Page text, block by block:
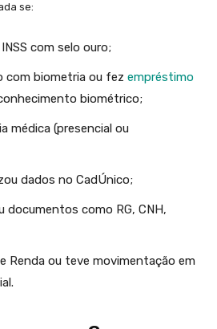
se:
com selo ouro;
com biometria ou fez empréstimo
biométrico;
médica (presencial ou
dados no CadÚnico;
documentos como RG, CNH,
Renda ou teve movimentação em